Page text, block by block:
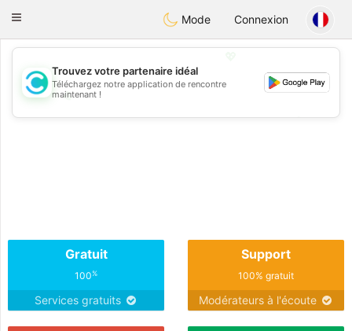
olombiaCitas
Toggle
Mode Connexion
💖
💕
Trouvez votre partenaire idéal
Téléchargez notre application de rencontre
maintenant !
Gratuit
100%
Services gratuits
Support
100% gratuit
Modérateurs à l'écoute